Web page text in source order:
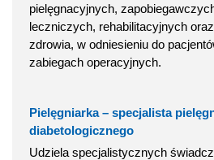
pielęgnacyjnych,
leczniczych, rehabilitacyjnych
zdrowia, w odniesieniu do
zabiegach operacyjnych.
Pielęgniarka – specjalista
diabetologicznego
Udziela specjalistycznych